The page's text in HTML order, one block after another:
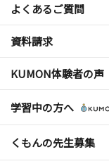
よくあるご質問
資料請求
KUMON体験者の声
学習中の方へ
くもんの先生募集